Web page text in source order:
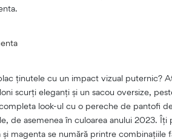
ținutele cu un impact vizual puternic?
scurți eleganți și un sacou oversize,
look-ul cu o pereche de pantofi
de asemenea în culoarea anului 2023. Îți
și magenta se numără printre combinațiile